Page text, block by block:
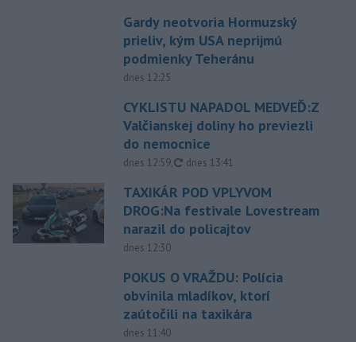
Gardy neotvoria Hormuzský
prieliv, kým USA neprijmú
podmienky Teheránu
dnes 12:25
CYKLISTU NAPADOL MEDVEĎ:Z
Valčianskej doliny ho previezli
do nemocnice
dnes 12:59, aktualizované
dnes 13:41
TAXIKÁR POD VPLYVOM
DROG:Na festivale Lovestream
narazil do policajtov
dnes 12:30
POKUS O VRAŽDU: Polícia
obvinila mladíkov, ktorí
zaútočili na taxikára
dnes 11:40